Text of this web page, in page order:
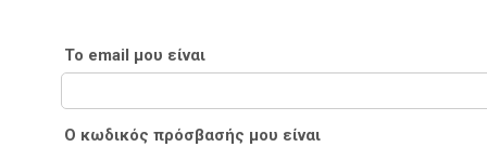
Το email μου είναι
Ο κωδικός πρόσβασής μου είναι